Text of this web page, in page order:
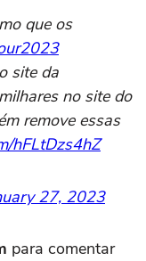
que os
site da
no site do
remove essas
hFLtDzs4hZ
27, 2023
para comentar